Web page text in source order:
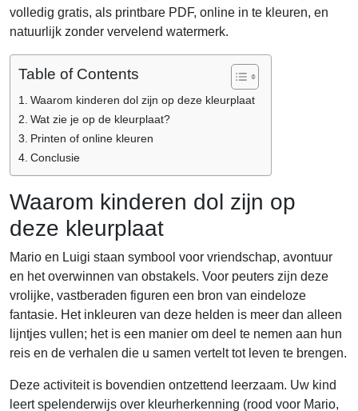
volledig gratis, als printbare PDF, online in te kleuren, en
natuurlijk zonder vervelend watermerk.
Table of Contents
Waarom kinderen dol zijn op deze kleurplaat
Wat zie je op de kleurplaat?
Printen of online kleuren
Conclusie
Waarom kinderen dol zijn op
deze kleurplaat
Mario en Luigi staan symbool voor vriendschap, avontuur
en het overwinnen van obstakels. Voor peuters zijn deze
vrolijke, vastberaden figuren een bron van eindeloze
fantasie. Het inkleuren van deze helden is meer dan alleen
lijntjes vullen; het is een manier om deel te nemen aan hun
reis en de verhalen die u samen vertelt tot leven te brengen.
Deze activiteit is bovendien ontzettend leerzaam. Uw kind
leert spelenderwijs over kleurherkenning (rood voor Mario,